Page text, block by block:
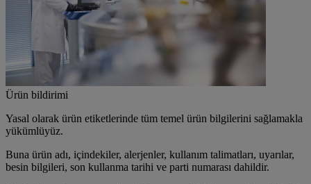
Ürün bildirimi
Yasal olarak ürün etiketlerinde tüm temel ürün bilgilerini sağlamakla
yükümlüyüz.
Buna ürün adı, içindekiler, alerjenler, kullanım talimatları, uyarılar,
besin bilgileri, son kullanma tarihi ve parti numarası dahildir.